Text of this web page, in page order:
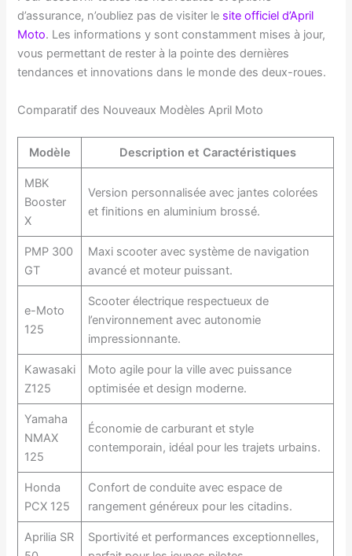
d’assurance, n’oubliez pas de visiter le site officiel d’April
Moto. Les informations y sont constamment mises à jour,
vous permettant de rester à la pointe des dernières
tendances et innovations dans le monde des deux-roues.
Comparatif des Nouveaux Modèles April Moto
Modèle Description et Caractéristiques
MBK
Booster
X
Version personnalisée avec jantes colorées
et finitions en aluminium brossé.
PMP 300
GT
Maxi scooter avec système de navigation
avancé et moteur puissant.
e-Moto
125
Scooter électrique respectueux de
l’environnement avec autonomie
impressionnante.
Kawasaki
Z125
Moto agile pour la ville avec puissance
optimisée et design moderne.
Yamaha
NMAX
125
Économie de carburant et style
contemporain, idéal pour les trajets urbains.
Honda
PCX 125
Confort de conduite avec espace de
rangement généreux pour les citadins.
Aprilia SR
Sportivité et performances exceptionnelles,